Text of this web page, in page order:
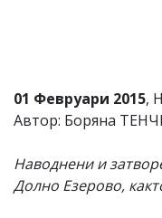
01 Февруари 2015,
Автор: Боряна
Наводнени и
Долно Езерово,